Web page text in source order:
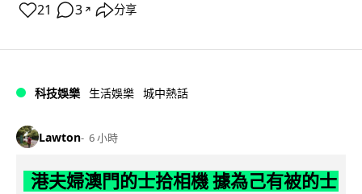
21 3 ↗ 分享
科技娛樂 生活娛樂 城中熱話
Lawton 6 小時
港夫婦澳門的士拾相機 據為己有被的士